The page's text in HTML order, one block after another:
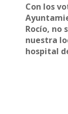
Con los
Rocío, no
nuestra
hospital